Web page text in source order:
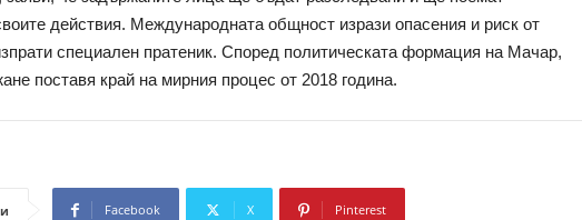
действия. Международната общност изрази опасения и риск от
специален пратеник. Според политическата формация на Мачар,
поставя край на мирния процес от 2018 година.
Facebook X Pinterest